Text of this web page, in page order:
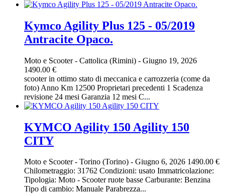
Kymco Agility Plus 125 - 05/2019
Antracite Opaco.
Moto e Scooter- Cattolica (Rimini) - Giugno 19, 2026
1490.00 €
scooter in ottimo stato di meccanica e carrozzeria (come da
foto) Anno Km 12500 Proprietari precedenti 1 Scadenza
revisione 24 mesi Garanzia 12 mesi C...
KYMCO Agility 150 Agility 150
CITY
Moto e Scooter- Torino (Torino) - Giugno 6, 2026 1490.00 €
Chilometraggio: 31762 Condizioni: usato Immatricolazione:
Tipologia: Moto - Scooter ruote basse Carburante: Benzina
Tipo di cambio: Manuale Parabrezza...